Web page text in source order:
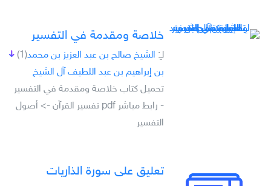
خلاصة ومقدمة في التفسير
(1) لـِ: الشيخ صالح بن عبد العزيز بن محمد
بن إبراهيم بن عبد اللطيف آل الشيخ
تحميل كتاب خلاصة ومقدمة في التفسير
- رابط مباشر pdf تفسير القرآن -> أصول
التفسير
تعليق على سورة الذاريات